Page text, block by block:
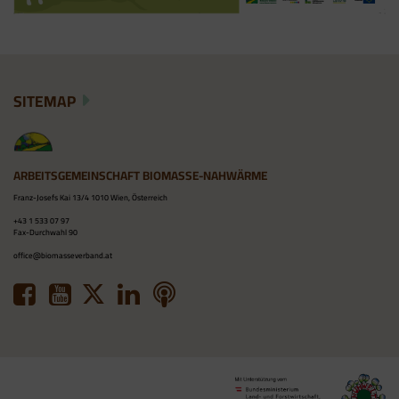
SITEMAP
ARBEITSGEMEINSCHAFT BIOMASSE-NAHWÄRME
Franz-Josefs Kai 13/4 1010 Wien, Österreich
+43 1 533 07 97
Fax-Durchwahl 90
office@biomasseverband.at